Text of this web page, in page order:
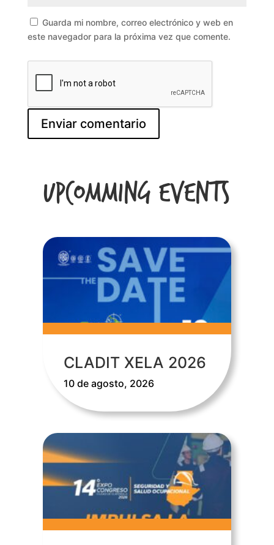
Guarda mi nombre, correo electrónico y web en
este navegador para la próxima vez que comente.
Upcomming Events
CLADIT XELA 2026
10 de agosto, 2026